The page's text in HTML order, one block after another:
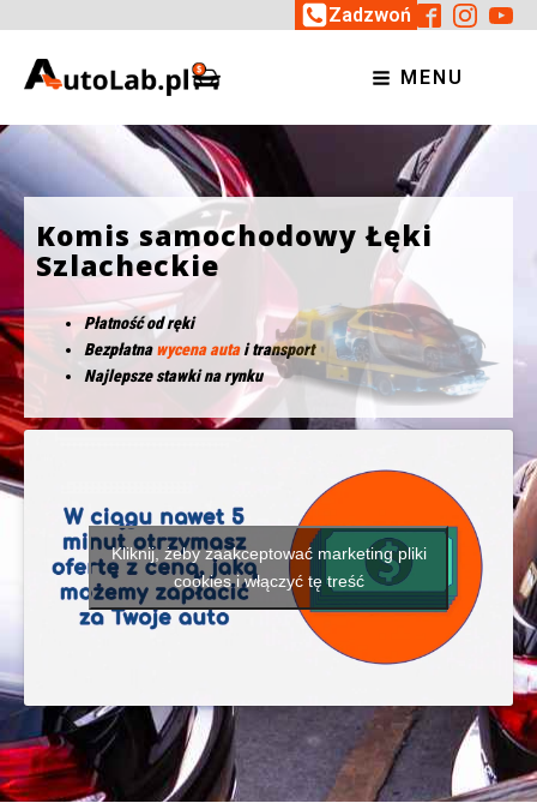
Zadzwoń
MENU
Komis samochodowy Łęki
Szlacheckie
Płatność od ręki
Bezpłatnawycena autai transport
Najlepsze stawki na rynku
Kliknij, żeby zaakceptować marketing pliki
cookies i włączyć tę treść